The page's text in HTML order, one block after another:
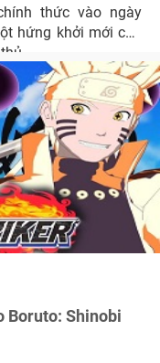
thức vào ngày
hứng khởi mới cho
Boruto: Shinobi